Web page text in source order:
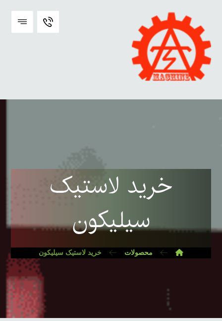
خرید لاستیک
سیلیکون
محصولات خرید لاستیک سیلیکون